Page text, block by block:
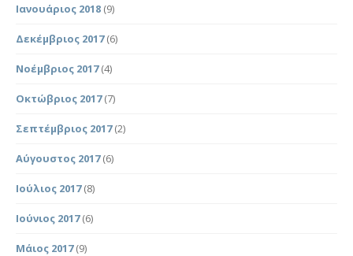
Ιανουάριος 2018 (9)
Δεκέμβριος 2017(6)
Νοέμβριος 2017(4)
Οκτώβριος 2017(7)
Σεπτέμβριος 2017(2)
Αύγουστος 2017(6)
Ιούλιος 2017(8)
Ιούνιος 2017(6)
Μάιος 2017(9)